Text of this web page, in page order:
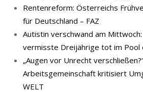
Rentenreform: Österreichs
für Deutschland – FAZ
Autistin verschwand am
vermisste Dreijährige tot im Pool
„Augen vor Unrecht
Arbeitsgemeinschaft kritisiert
WELT